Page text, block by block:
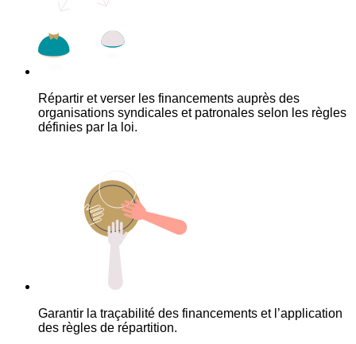
Répartir et verser les financements auprès des
organisations syndicales et patronales selon les règles
définies par la loi.
Garantir la traçabilité des financements et l’application
des règles de répartition.